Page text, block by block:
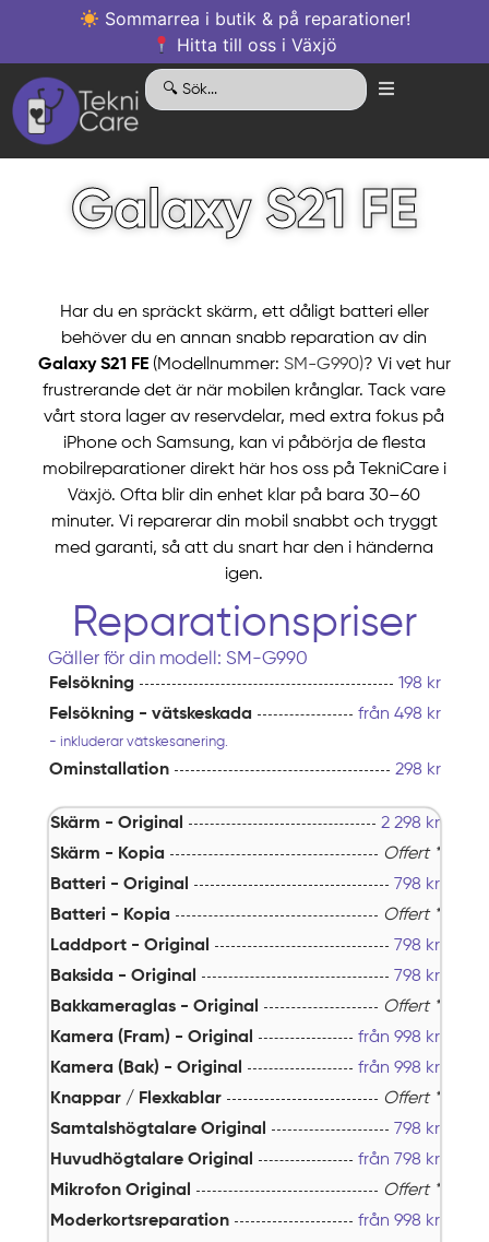
Sommarrea i butik & på reparationer!
Hitta till oss i Växjö
Galaxy S21 FE
Har du en spräckt skärm, ett dåligt batteri eller
behöver du en annan snabb reparation av din
Galaxy S21 FE (Modellnummer: SM-G990)? Vi vet hur
frustrerande det är när mobilen krånglar. Tack vare
vårt stora lager av reservdelar, med extra fokus på
iPhone och Samsung, kan vi påbörja de flesta
mobilreparationer direkt här hos oss på TekniCare i
Växjö. Ofta blir din enhet klar på bara 30–60
minuter. Vi reparerar din mobil snabbt och tryggt
med garanti, så att du snart har den i händerna
igen.
Reparationspriser
Gäller för din modell: SM-G990
Felsökning
198 kr
Felsökning - vätskeskada
från 498 kr
- inkluderar vätskesanering.
Ominstallation 298 kr
Skärm - Original 2 298 kr
Skärm - Kopia
Offert *
Batteri - Original
798 kr
Batteri - Kopia
Offert *
Laddport - Original
798 kr
Baksida - Original
798 kr
Bakkameraglas - Original
Offert *
Kamera (Fram) - Original
från998 kr
Kamera (Bak) - Original
från998 kr
Knappar / Flexkablar
Offert *
Samtalshögtalare Original
798 kr
Huvudhögtalare Original
från 798 kr
Mikrofon Original
Offert *
Moderkortsreparation
från998 kr